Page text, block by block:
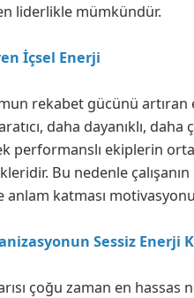
liderlikle mümkündür.
İçsel Enerji
rekabet gücünü
daha dayanıklı, daha
performanslı ekiplerin
Bu nedenle
katması
Sessiz Enerji
çoğu zaman en hassas